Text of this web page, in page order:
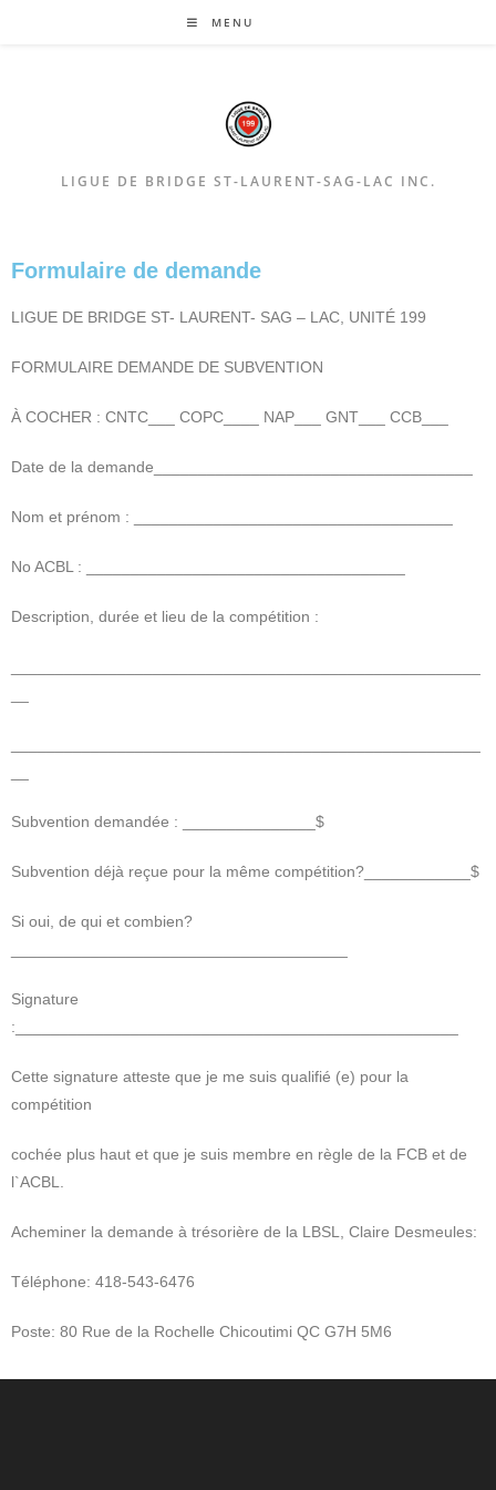
MENU
LIGUE DE BRIDGE ST-LAURENT-SAG-LAC INC.
Formulaire de demande
LIGUE DE BRIDGE ST- LAURENT- SAG – LAC, UNITÉ 199
FORMULAIRE DEMANDE DE SUBVENTION
À COCHER : CNTC___ COPC____ NAP___ GNT___ CCB___
Date de la demande____________________________________
Nom et prénom : ____________________________________
No ACBL : ____________________________________
Description, durée et lieu de la compétition :
Subvention demandée : _______________$
Subvention déjà reçue pour la même compétition?____________$
Si oui, de qui et combien?
Signature
:__________________________________________________
Cette signature atteste que je me suis qualifié (e) pour la
compétition
cochée plus haut et que je suis membre en règle de la FCB et de
l`ACBL.
Acheminer la demande à trésorière de la LBSL, Claire Desmeules:
Téléphone: 418-543-6476
Poste: 80 Rue de la Rochelle Chicoutimi QC G7H 5M6